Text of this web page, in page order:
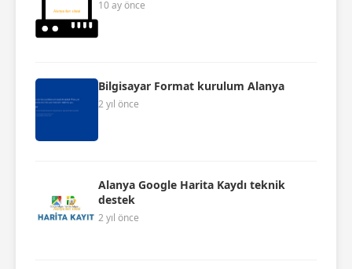
10 ay önce
Bilgisayar Format kurulum Alanya
2 yıl önce
Alanya Google Harita Kaydı teknik
destek
2 yıl önce